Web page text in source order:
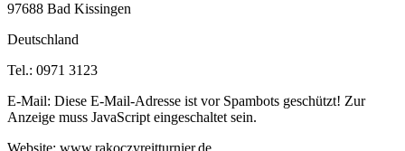
97688 Bad Kissingen
Deutschland
Tel.: 0971 3123
E-Mail: Diese E-Mail-Adresse ist vor Spambots geschützt! Zur
Anzeige muss JavaScript eingeschaltet sein.